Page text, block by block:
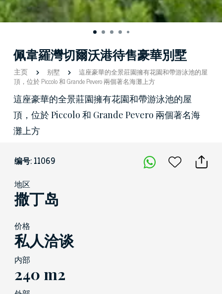
佩韋羅灣切爾沃港待售豪華別墅
主页 别墅
這座豪華的全景莊園擁有花園和帶游泳池的屋
頂，位於 Piccolo 和 Grande Pevero 兩個著名海灘上方
這座豪華的全景莊園擁有花園和帶游泳池的屋
頂，位於 Piccolo 和 Grande Pevero 兩個著名海
灘上方
编号: 11069
地区
撒丁岛
价格
私人洽谈
内部
240 m2